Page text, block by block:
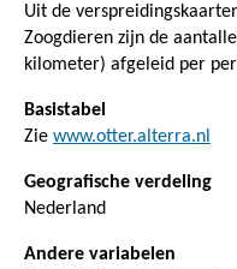
Uit de
Zoogdieren zijn de
kilometer) afgeleid per
Basistabel
Zie www.otter.alterra.nl
Geografische verdeling
Nederland
Andere variabelen